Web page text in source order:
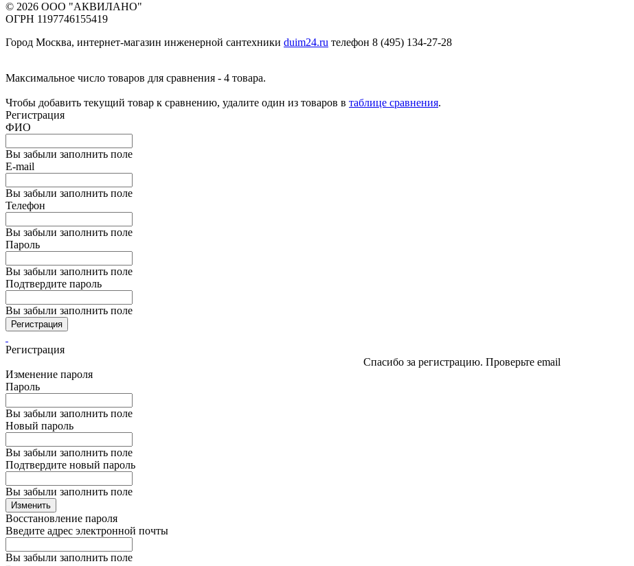
© 2026 ООО "АКВИЛАНО"
ОГРН 1197746155419
Город Москва, интернет-магазин инженерной сантехники duim24.ru телефон 8 (495) 134-27-28
Максимальное число товаров для сравнения - 4 товара.
Чтобы добавить текущий товар к сравнению, удалите один из товаров в таблице сравнения.
Регистрация
ФИО
Вы забыли заполнить поле
E-mail
Вы забыли заполнить поле
Телефон
Вы забыли заполнить поле
Пароль
Вы забыли заполнить поле
Подтвердите пароль
Вы забыли заполнить поле
Регистрация
Регистрация
Спасибо за регистрацию. Проверьте email
Изменение пароля
Пароль
Вы забыли заполнить поле
Новый пароль
Вы забыли заполнить поле
Подтвердите новый пароль
Вы забыли заполнить поле
Изменить
Восстановление пароля
Введите адрес электронной почты
Вы забыли заполнить поле